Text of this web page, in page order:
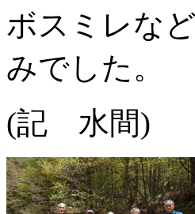
ボスミレな
みでした。
(記 水間)